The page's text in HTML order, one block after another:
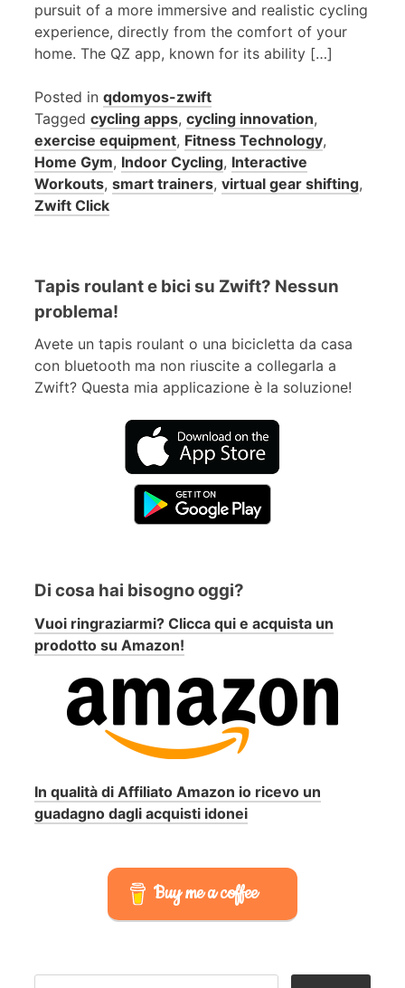
pursuit of a more immersive and realistic cycling
experience, directly from the comfort of your
home. The QZ app, known for its ability […]
Posted in qdomyos-zwift
Tagged cycling apps, cycling innovation,
exercise equipment, Fitness Technology,
Home Gym, Indoor Cycling, Interactive
Workouts, smart trainers, virtual gear shifting,
Zwift Click
Tapis roulant e bici su Zwift? Nessun
problema!
Avete un tapis roulant o una bicicletta da casa
con bluetooth ma non riuscite a collegarla a
Zwift? Questa mia applicazione è la soluzione!
Di cosa hai bisogno oggi?
Vuoi ringraziarmi? Clicca qui e acquista un
prodotto su Amazon!
In qualità di Affiliato Amazon io ricevo un
guadagno dagli acquisti idonei
Buy me a coffee